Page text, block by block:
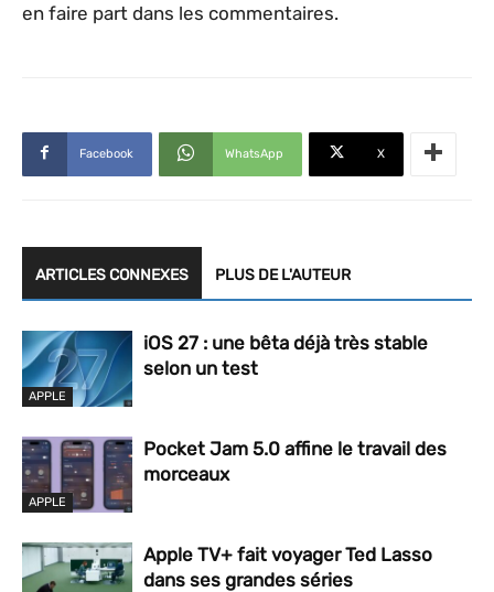
en faire part dans les commentaires.
Facebook WhatsApp X
ARTICLES CONNEXES PLUS DE L'AUTEUR
APPLE
iOS 27 : une bêta déjà très stable
selon un test
APPLE
Pocket Jam 5.0 affine le travail des
morceaux
Apple TV+ fait voyager Ted Lasso
dans ses grandes séries